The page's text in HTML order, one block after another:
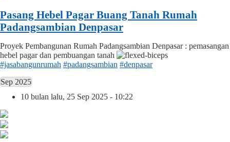
Pasang Hebel Pagar Buang Tanah Rumah
Padangsambian Denpasar
Proyek Pembangunan Rumah Padangsambian Denpasar : pemasangan
hebel pagar dan pembuangan tanah
#jasabangunrumah #padangsambian #denpasar
Sep 2025
10 bulan lalu, 25 Sep 2025 - 10:22